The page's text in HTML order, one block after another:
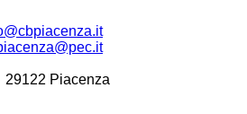
Piacenza